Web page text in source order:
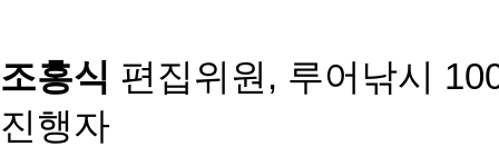
조홍식 편집위원, 루어낚시
진행자